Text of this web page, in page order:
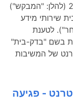
מידע אודות נכסי מקרקעין ובבעלות מבקש 2 (להלן: "המבקש")
בסוג 36 "בדק-בית שירותי מידע
סביבתיים לרוכשי דירה" (להלן: "סימן המסחר"). לטענת
בשם "בדק-בית"
של המשיבות
- פגיעה